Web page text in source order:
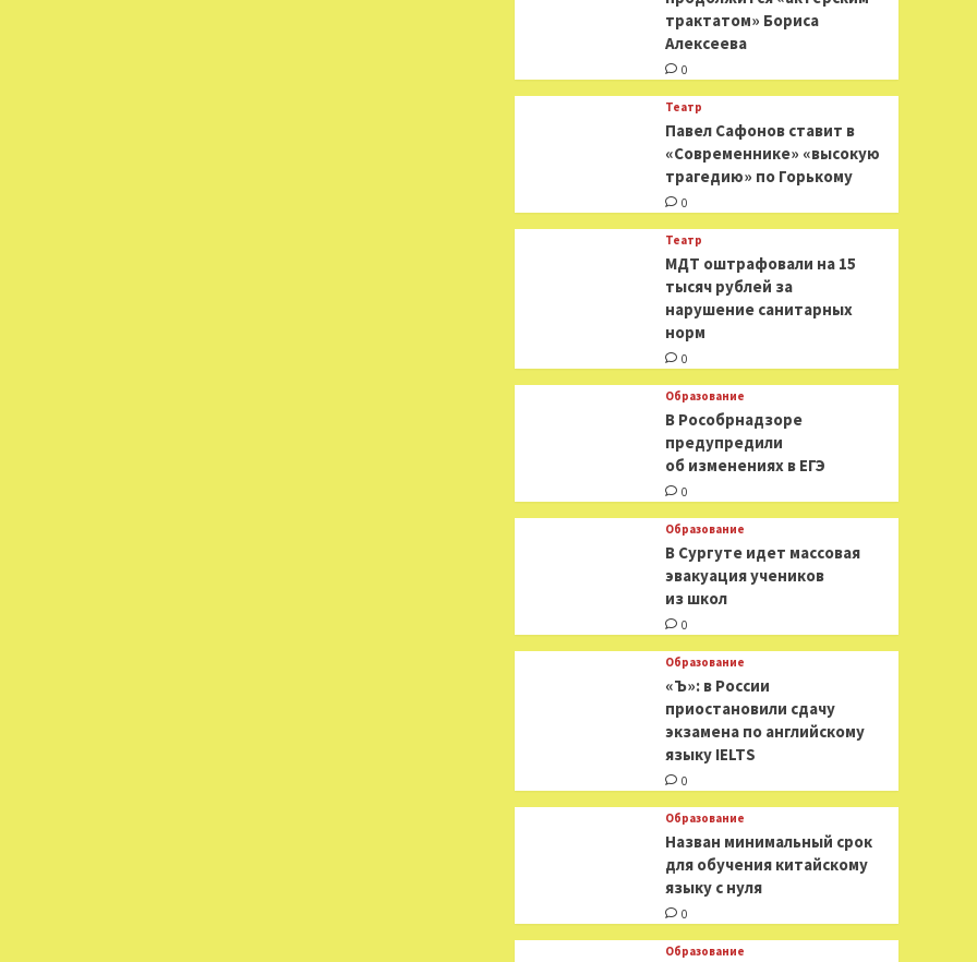
трактатом» Бориса
Алексеева
0
Театр
Павел Сафонов ставит в
«Современнике» «высокую
трагедию» по Горькому
0
Театр
МДТ оштрафовали на 15
тысяч рублей за
нарушение санитарных
норм
0
Образование
В Рособрнадзоре
предупредили
об изменениях в ЕГЭ
0
Образование
В Сургуте идет массовая
эвакуация учеников
из школ
0
Образование
«Ъ»: в России
приостановили сдачу
экзамена по английскому
языку IELTS
0
Образование
Назван минимальный срок
для обучения китайскому
языку с нуля
0
Образование